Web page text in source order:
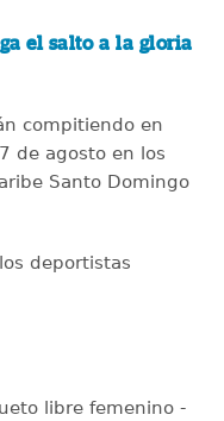
el salto a la gloria
compitiendo en
de agosto en los
Santo Domingo
deportistas
libre femenino -